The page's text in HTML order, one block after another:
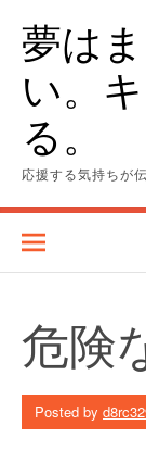
content夢は
い。
る。
応援する気持ちが
危険
Posted by